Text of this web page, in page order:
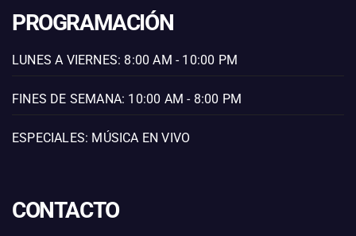
PROGRAMACIÓN
LUNES A VIERNES: 8:00 AM - 10:00 PM
FINES DE SEMANA: 10:00 AM - 8:00 PM
ESPECIALES: MÚSICA EN VIVO
CONTACTO